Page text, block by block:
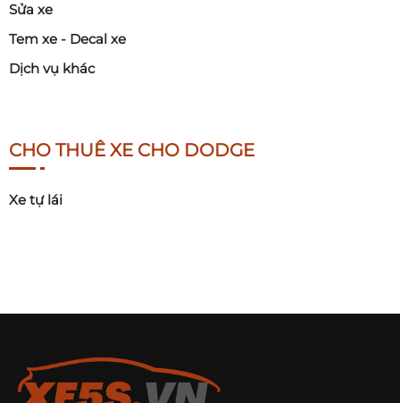
Sửa xe
Tem xe - Decal xe
Dịch vụ khác
CHO THUÊ XE CHO DODGE
Xe tự lái